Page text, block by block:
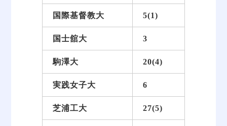
国際基督教大 5(1)
国士舘大 3
駒澤大 20(4)
実践女子大 6
芝浦工大 27(5)